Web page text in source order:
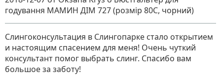
годування МАМИН ДІМ 727 (розмір 80C, чорний)
Слингоконсультация в Слингопарке стало открытием
и настоящим спасением для меня! Очень чуткий
консультант помог выбрать слинг. Спасибо вам
большое за заботу!